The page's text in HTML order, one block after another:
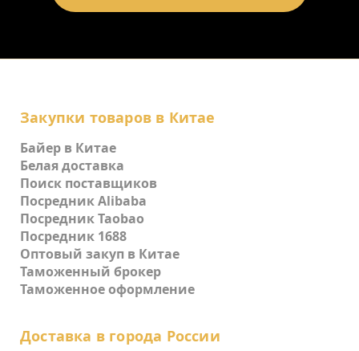
Закупки товаров в Китае
Байер в Китае
Белая доставка
Поиск поставщиков
Посредник Alibaba
Посредник Taobao
Посредник 1688
Оптовый закуп в Китае
Таможенный брокер
Таможенное оформление
Доставка в города России